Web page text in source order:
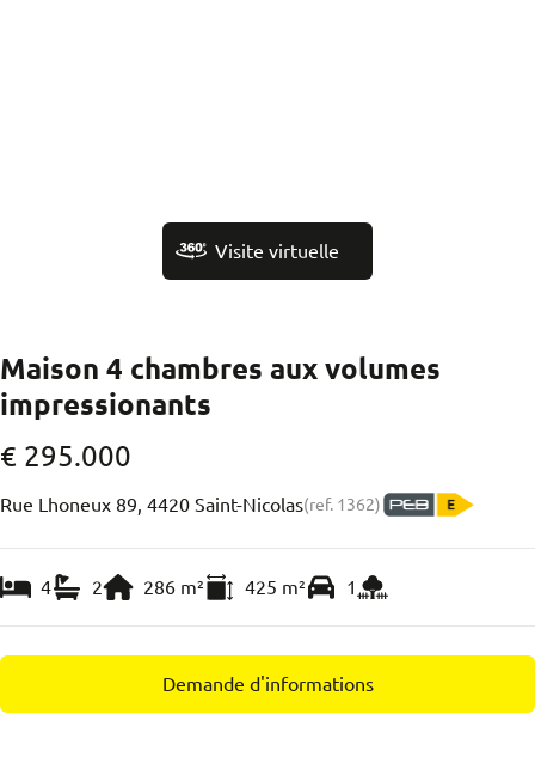
Visite virtuelle
Maison 4 chambres aux volumes
impressionants
€ 295.000
Rue Lhoneux 89, 4420 Saint-Nicolas(ref. 1362)
4 2 286 m² 425 m² 1
Demande d'informations